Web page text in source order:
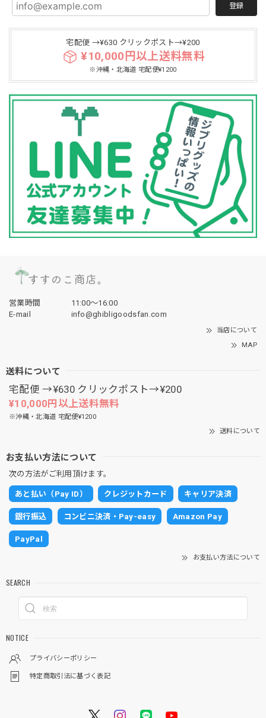
登録
宅配便 →¥630 クリックポスト→¥200
¥10,000円以上送料無料
※沖縄・北海道 宅配便¥1200
営業時間
11:00〜16:00
E-mail
info@ghibligoodsfan.com
当店について
MAP
送料について
宅配便 →¥630 クリックポスト→¥200
¥10,000円以上送料無料
※沖縄・北海道 宅配便¥1200
送料について
お支払い方法について
次の方法がご利用頂けます。
あと払い（Pay ID） クレジットカード キャリア決済
銀行振込 コンビニ決済・Pay-easy Amazon Pay
PayPal
お支払い方法について
SEARCH
NOTICE
プライバシーポリシー
特定商取引法に基づく表記